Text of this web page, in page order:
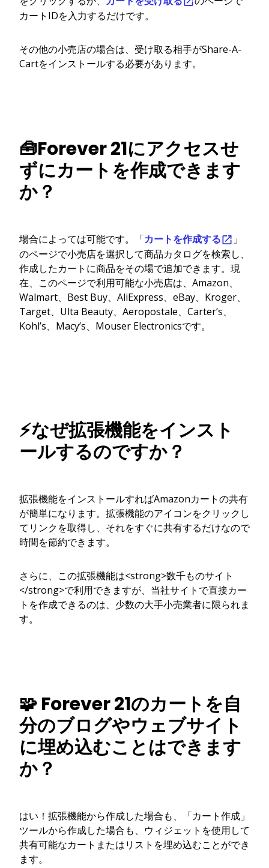
カートIDを入力するだけです。
その他の小売店の場合は、受け取る相手がShare-A-
Cartをインストールする必要があります。
🧰Forever 21にアクセスせ
ずにカートを作成できます
か？
場合によっては可能です。「カートを作成する
」
のページで小売店を選択して商品カタログを検索し、
作成したカートに商品をその場で追加できます。現
在、このページで利用可能な小売店は、Amazon、
Walmart、Best Buy、AliExpress、eBay、Kroger、
Target、Ulta Beauty、Aeropostale、Carter’s、
Kohl’s、Macy’s、Mouser Electronicsです。
⚡なぜ拡張機能をインスト
ールするのですか？
拡張機能をインストールすればAmazonカートの共有
が簡単になります。拡張機能のアイコンをクリックし
てリンクを取得し、それをすぐに共有するだけなので
時間を節約できます。
さらに、この拡張機能は<strong>数千ものサイト
</strong>で利用できますが、当社サイトで直接カー
トを作成できるのは、少数の大手小売業者に限られま
す。
🧩 Forever 21のカートを自
分のブログやウェブサイト
に埋め込むことはできます
か？
はい！拡張機能から作成した場合も、「カート作成」
ツールから作成した場合も、ウィジェットを使用して
共有可能なカートまたはリストを埋め込むことができ
ます。